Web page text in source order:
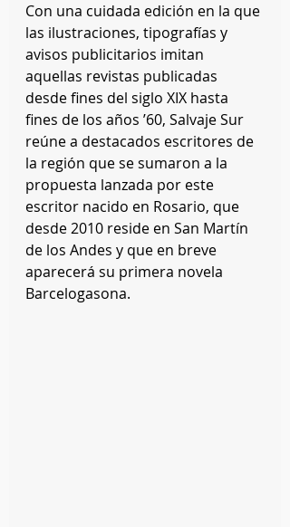
Con una cuidada edición en la que
las ilustraciones, tipografías y
avisos publicitarios imitan
aquellas revistas publicadas
desde fines del siglo XIX hasta
fines de los años ’60, Salvaje Sur
reúne a destacados escritores de
la región que se sumaron a la
propuesta lanzada por este
escritor nacido en Rosario, que
desde 2010 reside en San Martín
de los Andes y que en breve
aparecerá su primera novela
Barcelogasona.